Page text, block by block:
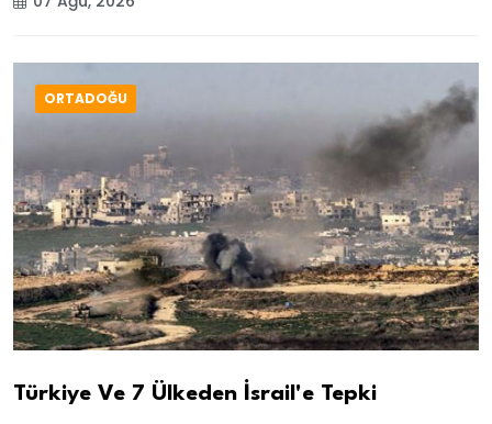
ORTADOĞU
Türkiye Ve 7 Ülkeden İsrail'e Tepki